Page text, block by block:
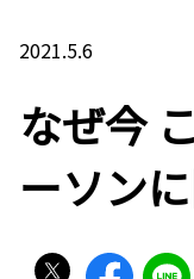
2021.5.6
なぜ今
ーソン